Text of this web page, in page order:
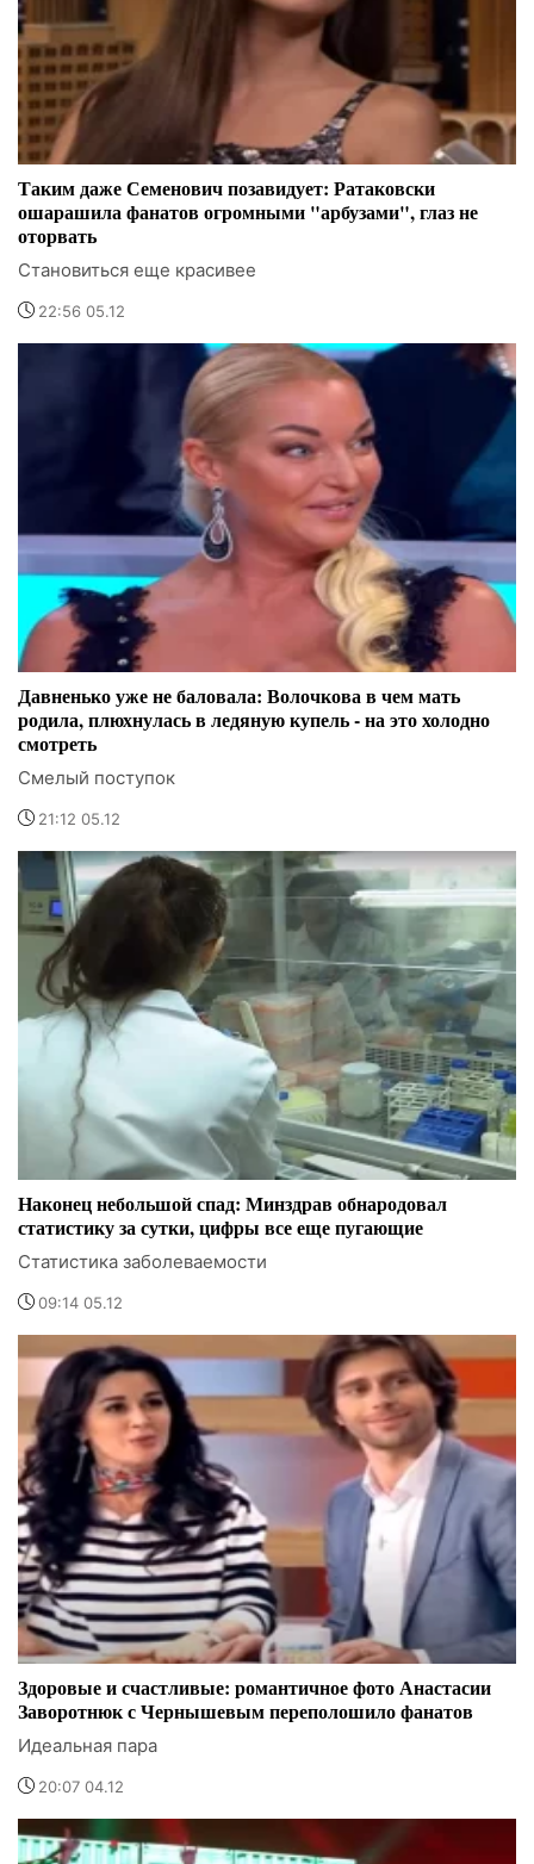
Таким даже Семенович позавидует: Ратаковски
ошарашила фанатов огромными "арбузами", глаз не
оторвать
Становиться еще красивее
22:56 05.12
Давненько уже не баловала: Волочкова в чем мать
родила, плюхнулась в ледяную купель - на это холодно
смотреть
Смелый поступок
21:12 05.12
Наконец небольшой спад: Минздрав обнародовал
статистику за сутки, цифры все еще пугающие
Статистика заболеваемости
09:14 05.12
Здоровые и счастливые: романтичное фото Анастасии
Заворотнюк с Чернышевым переполошило фанатов
Идеальная пара
20:07 04.12